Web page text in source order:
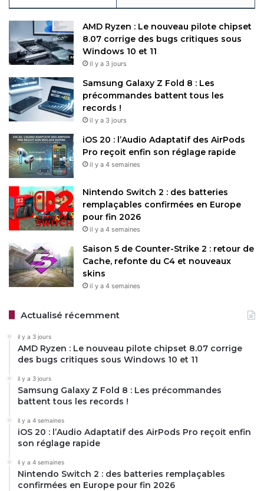
AMD Ryzen : Le nouveau pilote chipset
8.07 corrige des bugs critiques sous
Windows 10 et 11
il y a 3 jours
Samsung Galaxy Z Fold 8 : Les
précommandes battent tous les
records !
il y a 3 jours
iOS 20 : l’Audio Adaptatif des AirPods
Pro reçoit enfin son réglage rapide
il y a 4 semaines
Nintendo Switch 2 : des batteries
remplaçables confirmées en Europe
pour fin 2026
il y a 4 semaines
Saison 5 de Counter-Strike 2 : retour de
Cache, refonte du C4 et nouveaux
skins
il y a 4 semaines
Actualisé récemment
il y a 3 jours
AMD Ryzen : Le nouveau pilote chipset 8.07 corrige
des bugs critiques sous Windows 10 et 11
il y a 3 jours
Samsung Galaxy Z Fold 8 : Les précommandes
battent tous les records !
il y a 4 semaines
iOS 20 : l’Audio Adaptatif des AirPods Pro reçoit enfin
son réglage rapide
il y a 4 semaines
Nintendo Switch 2 : des batteries remplaçables
confirmées en Europe pour fin 2026